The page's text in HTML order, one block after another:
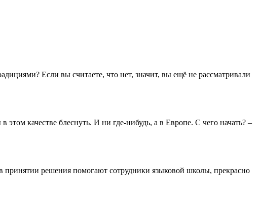
Если вы считаете, что нет, значит, вы ещё не рассматривали
этом качестве блеснуть. И ни где-нибудь, а в Европе. С чего начать? –
принятии решения помогают сотрудники языковой школы, прекрасно